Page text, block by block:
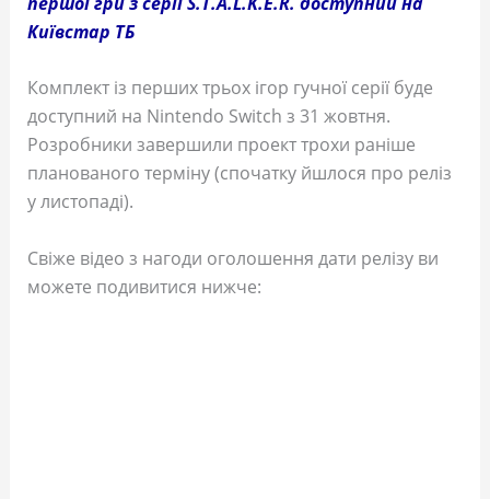
Київстар ТБ
Комплект із перших трьох ігор гучної серії буде
доступний на Nintendo Switch з 31 жовтня.
Розробники завершили проект трохи раніше
планованого терміну (спочатку йшлося про реліз
у листопаді).
Свіже відео з нагоди оголошення дати релізу ви
можете подивитися нижче: